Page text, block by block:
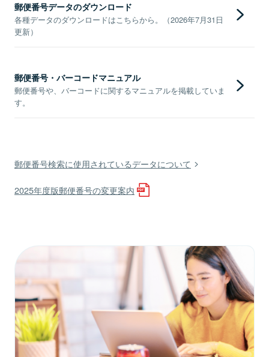
郵便番号データのダウンロード
各種データのダウンロードはこちらから。（2026年7月31日
更新）
郵便番号・バーコードマニュアル
郵便番号や、バーコードに関するマニュアルを掲載していま
す。
郵便番号検索に使用されているデータについて
2025年度版郵便番号の変更案内